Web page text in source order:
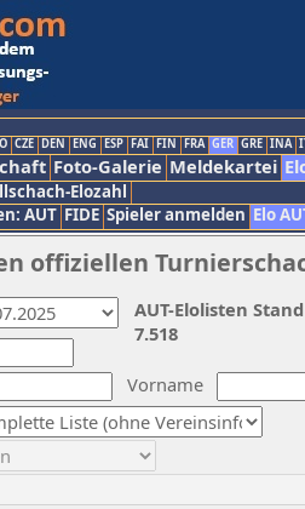
CZE DEN ENG ESP FAI FIN FRA GER GRE INA
Foto-Galerie Meldekartei
Elozahl
AUT FIDE Spieler anmelden Elo
offiziellen
Vorname
AUT-Elolisten
7.518